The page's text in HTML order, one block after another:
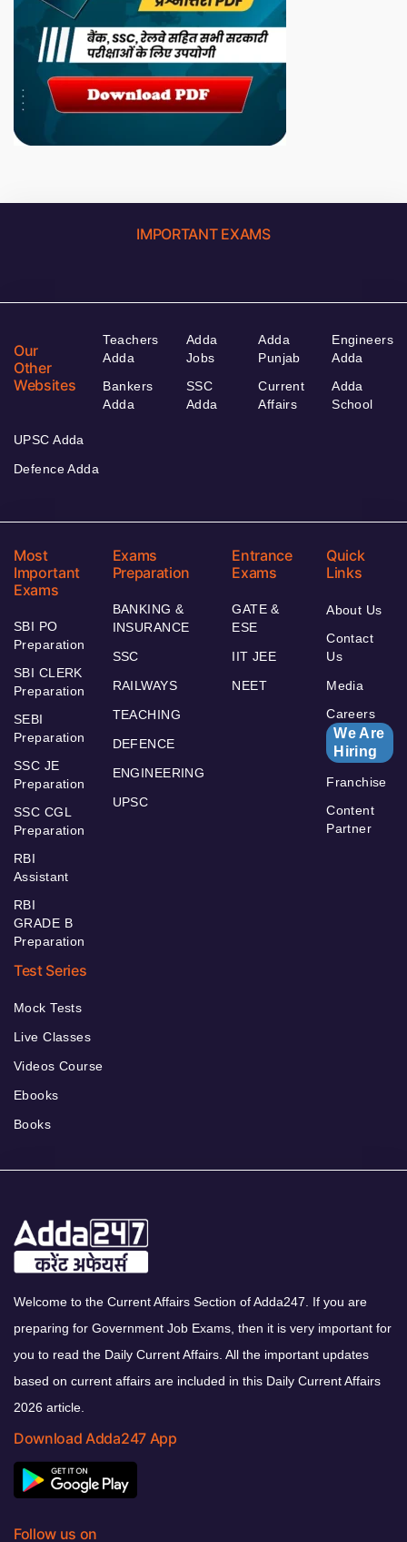
IMPORTANT EXAMS
Our
Other
Websites
Teachers
Adda
Bankers
Adda
Adda
Jobs
SSC
Adda
Adda
Punjab
Current
Affairs
Engineers
Adda
Adda
School
UPSC Adda
Defence Adda
Most
Important
Exams
SBI PO
Preparation
SBI CLERK
Preparation
SEBI
Preparation
SSC JE
Preparation
SSC CGL
Preparation
RBI
Assistant
RBI
GRADE B
Preparation
Exams
Preparation
BANKING &
INSURANCE
SSC
RAILWAYS
TEACHING
DEFENCE
ENGINEERING
UPSC
Entrance
Exams
GATE &
ESE
IIT JEE
NEET
Quick
Links
About Us
Contact
Us
Media
Careers
We Are
Hiring
Franchise
Content
Partner
Test Series
Mock Tests
Live Classes
Videos Course
Ebooks
Books
Welcome to the Current Affairs Section of Adda247. If you are
preparing for Government Job Exams, then it is very important for
you to read the Daily Current Affairs. All the important updates
based on current affairs are included in this Daily Current Affairs
2026 article.
Download Adda247 App
Follow us on